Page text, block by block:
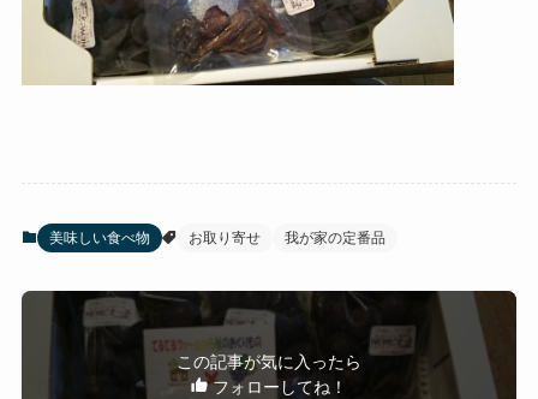
美味しい食べ物 お取り寄せ 我が家の定番品
この記事が気に入ったら
フォローしてね！